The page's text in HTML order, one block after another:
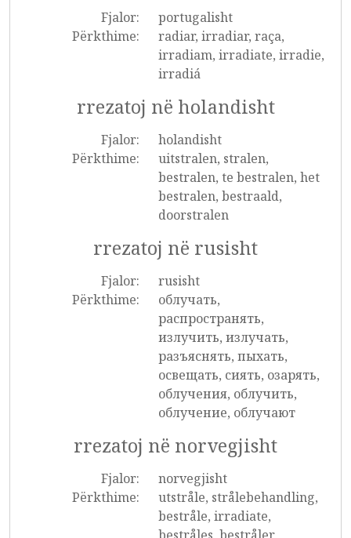
Fjalor:
portugalisht
Përkthime:
radiar, irradiar, raça,
irradiam, irradiate, irradie,
irradiá
rrezatoj në holandisht
Fjalor:
holandisht
Përkthime:
uitstralen, stralen,
bestralen, te bestralen, het
bestralen, bestraald,
doorstralen
rrezatoj në rusisht
Fjalor:
rusisht
Përkthime:
облучать,
распространять,
излучить, излучать,
разъяснять, пыхать,
освещать, сиять, озарять,
облучения, облучить,
облучение, облучают
rrezatoj në norvegjisht
Fjalor:
norvegjisht
Përkthime:
utstråle, strålebehandling,
bestråle, irradiate,